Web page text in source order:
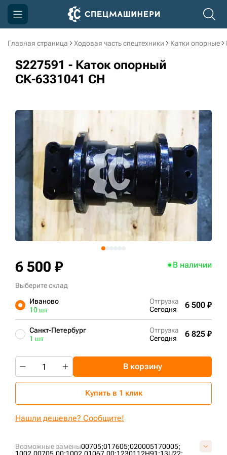
Главная страница Ходовая часть спецтехники Катки опорные
S227591 - Каток опорный
СК-6331041 CH
Возможные замены00705;017605;020005170005;
6 500 ₽ В наличии
Выберите склад
Иваново
10 шт
Отгрузка
Сегодня
6 500 ₽
Санкт-Петербург
1 шт
Отгрузка
Сегодня
6 825 ₽
В корзину
Купить в 1 клик
Нашли дешевле? Сообщите!
Компания
Акции
Информация
3D тур по производству
3D тур по складам
sksale@skdst.ru
+7 (499) 394-50-93